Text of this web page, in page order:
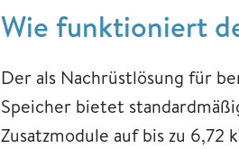
Wie funktioniert
Der als Nachrüstlösung für
Speicher bietet
Zusatzmodule auf bis zu